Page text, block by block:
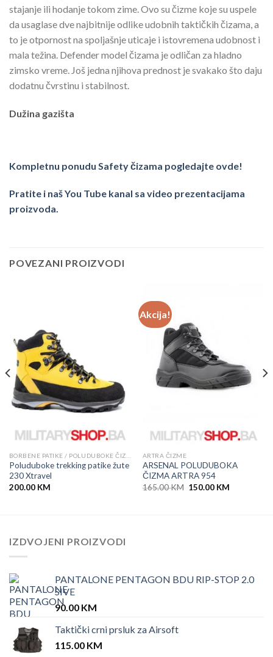
stajanje ili hodanje tokom zime. Ovo su čizme koje su uspele
da usaglase dve najbitnije odlike udobnih taktičkih čizama, a
to je otpornost na spoljašnje uticaje i istovremena udobnost i
mala težina. Defender model čizama je odličan za hladno
zimsko vreme. Još jedna njihova prednost je svakako što daju
dodatnu čvrstinu i stabilnost.
Dužina gazišta
Kompletnu ponudu Safety čizama pogledajte ovde!
Pratite i naš You Tube kanal sa video prezentacijama
proizvoda.
POVEZANI PROIZVODI
Poluduboke trekking patike žute
230 Xtravel
200.00 KM
Akcija!
ARTRA ČIZME
ARSENAL POLUDUBOKA
ČIZMA ARTRA 954
165.00KM Original
150.00 KMCurrent
IZDVOJENI PROIZVODI
PANTALONE PENTAGON BDU RIP-STOP 2.0
SIVE
90.00 KM
Taktički crni prsluk za Airsoft
115.00 KM